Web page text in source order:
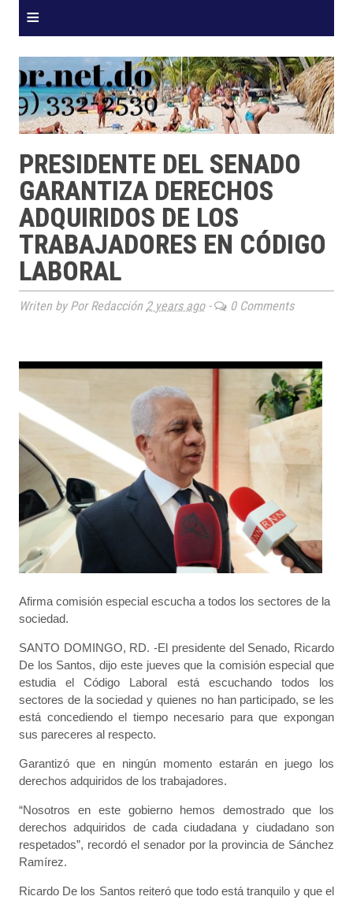
≡
PRESIDENTE DEL SENADO
GARANTIZA DERECHOS
ADQUIRIDOS DE LOS
TRABAJADORES EN CÓDIGO
LABORAL
Writen by Por Redacción 2 years ago- 0 Comments
Afirma comisión especial escucha a todos los sectores de la
sociedad.
SANTO DOMINGO, RD. -El presidente del Senado, Ricardo
De los Santos, dijo este jueves que la comisión especial que
estudia el Código Laboral está escuchando todos los
sectores de la sociedad y quienes no han participado, se les
está concediendo el tiempo necesario para que expongan
sus pareceres al respecto.
Garantizó que en ningún momento estarán en juego los
derechos adquiridos de los trabajadores.
“Nosotros en este gobierno hemos demostrado que los
derechos adquiridos de cada ciudadana y ciudadano son
respetados”, recordó el senador por la provincia de Sánchez
Ramírez.
Ricardo De los Santos reiteró que todo está tranquilo y que el